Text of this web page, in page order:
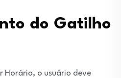
do Gatilho
Horário, o usuário deve